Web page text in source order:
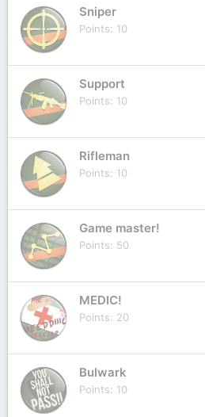
Sniper
Points 10
Support
Points 10
Rifleman
Points 10
Game master!
Points 50
MEDIC!
Points 20
Bulwark
Points 10